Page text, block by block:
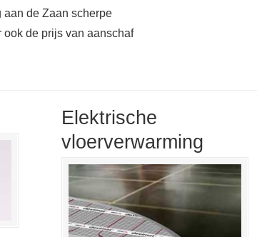
de Zaan scherpe
de prijs van aanschaf
Elektrische
vloerverwarming